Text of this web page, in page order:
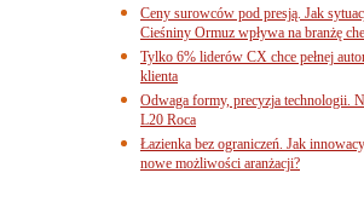
Ceny surowców pod presją. Jak
Cieśniny Ormuz wpływa na branżę
Tylko 6% liderów CX chce pełnej
klienta
Odwaga formy, precyzja technologii.
L20 Roca
Łazienka bez ograniczeń. Jak
nowe możliwości aranżacji?